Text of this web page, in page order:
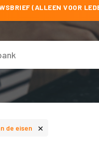
(ALLEEN VOOR
de eisen ×